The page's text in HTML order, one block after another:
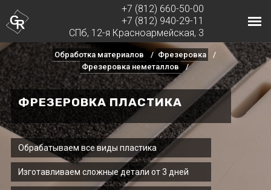
+7 (812) 660-50-00
+7 (812) 940-29-11
СПб, 12-я Красноармейская, 3
Обработка материалов
Фрезеровка
Фрезеровка неметаллов
ФРЕЗЕРОВКА ПЛАСТИКА
Обрабатываем все виды пластика
Изготавливаем сложные детали от 3 дней